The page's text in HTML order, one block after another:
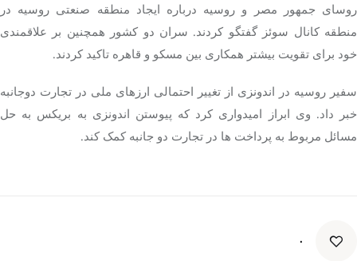
روسای جمهور مصر و روسیه درباره ایجاد منطقه صنعتی روسیه در
منطقه کانال سوئز گفتگو کردند. سران دو کشور همچنین بر علاقمندی
خود برای تقویت بیشتر همکاری بین مسکو و قاهره تاکید کردند.
سفیر روسیه در اندونزی از تغییر احتمالی ارزهای ملی در تجارت دوجانبه
خبر داد. وی ابراز امیدواری کرد که پیوستن اندونزی به بریکس به حل
مسائل مربوط به پرداخت ها در تجارت دو جانبه کمک کند.
۰